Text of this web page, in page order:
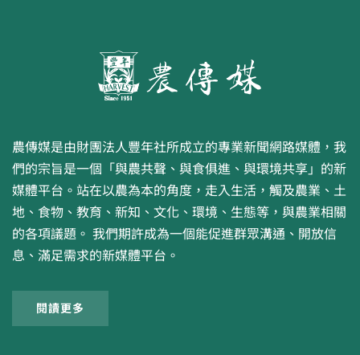
農傳媒是由財團法人豐年社所成立的專業新聞網路媒體，我
們的宗旨是一個「與農共聲、與食俱進、與環境共享」的新
媒體平台。站在以農為本的角度，走入生活，觸及農業、土
地、食物、教育、新知、文化、環境、生態等，與農業相關
的各項議題。 我們期許成為一個能促進群眾溝通、開放信
息、滿足需求的新媒體平台。
閱讀更多